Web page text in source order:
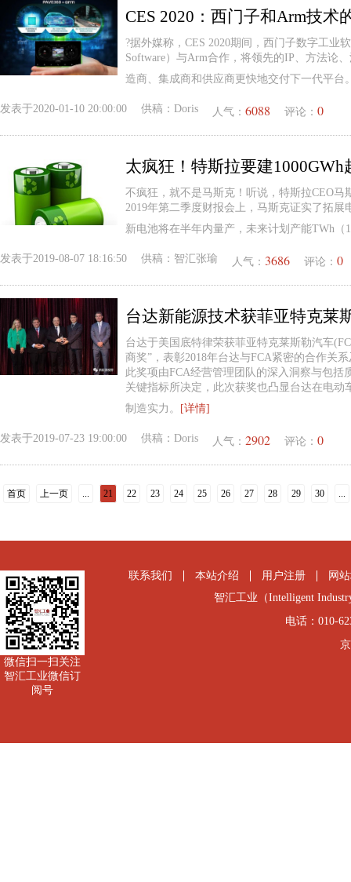
CES 2020：西门子和Arm技术
?据外媒称，CES 2020期间，西门子数字工业
Software）与Arm合作，将领先的IP、方法论
造商、集成商和供应商更快地交付下一代平台
发表于2020-01-10 20:00:00 供稿： Doris 人气： 6088 评论： 0
不疯狂，就不是马斯克！听说，特斯拉CEO
2019年第二季度财报会上，马斯克证实了拓展
新电池将在半年内量产，未来计划产能TWh（
发表于2019-08-07 18:16:50 供稿： 智汇张瑜 人气： 3686 评论： 0
台达新能源技术获菲亚特克莱
台达于美国底特律荣获菲亚特克莱斯勒汽车
商奖”，表彰2018年台达与FCA紧密的合作关
此奖项由FCA经营管理团队的深入洞察与包括
关键指标所决定，此次获奖也凸显台达在电
制造实力。
[详情]
发表于2019-07-23 19:00:00 供稿： Doris 人气： 2902 评论： 0
首页 上一页 ... 21 22 23 24 25 26 27 28 29 30 ...
微信扫一扫关注
智汇工业微信订
阅号
联系我们 本站介绍 用户注册
网
智汇工业（Intelligent
电话：010-